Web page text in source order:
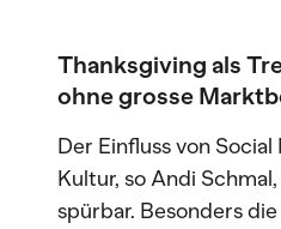
Thanksgiving als
ohne grosse
Der Einfluss von
Kultur, so Andi
spürbar. Besonders